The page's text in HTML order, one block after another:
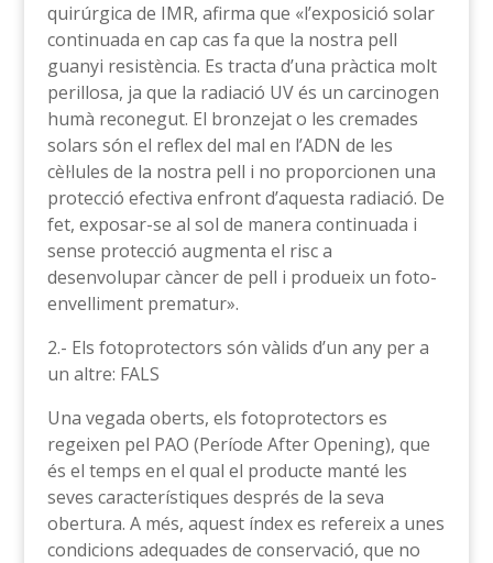
quirúrgica de IMR, afirma que «l’exposició solar
continuada en cap cas fa que la nostra pell
guanyi resistència. Es tracta d’una pràctica molt
perillosa, ja que la radiació UV és un carcinogen
humà reconegut. El bronzejat o les cremades
solars són el reflex del mal en l’ADN de les
cèl·lules de la nostra pell i no proporcionen una
protecció efectiva enfront d’aquesta radiació. De
fet, exposar-se al sol de manera continuada i
sense protecció augmenta el risc a
desenvolupar càncer de pell i produeix un foto-
envelliment prematur».
2.- Els fotoprotectors són vàlids d’un any per a
un altre: FALS
Una vegada oberts, els fotoprotectors es
regeixen pel PAO (Període After Opening), que
és el temps en el qual el producte manté les
seves característiques després de la seva
obertura. A més, aquest índex es refereix a unes
condicions adequades de conservació, que no